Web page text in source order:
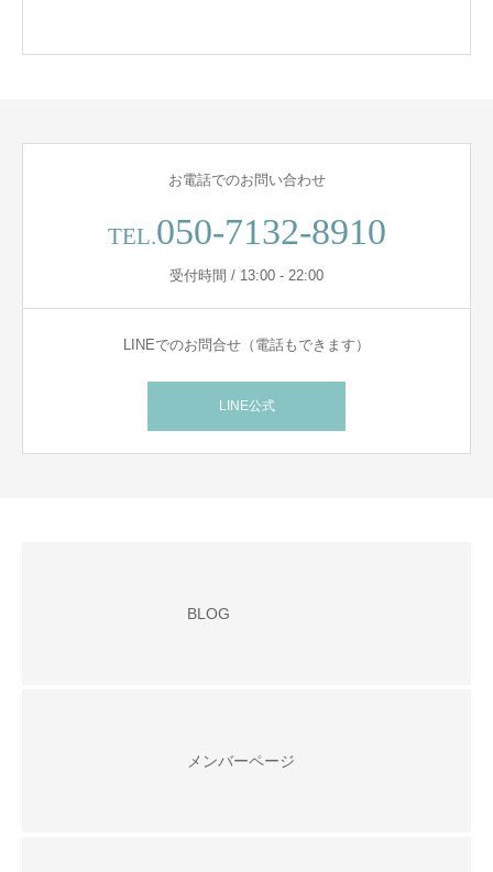
お電話でのお問い合わせ
TEL.050-7132-8910
受付時間 / 13:00 - 22:00
LINEでのお問合せ（電話もできます）
LINE公式
BLOG
メンバーページ